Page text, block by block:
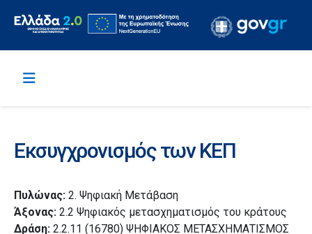
Εκσυγχρονισμός των ΚΕΠ
Πυλώνας: 2. Ψηφιακή Μετάβαση
Άξονας: 2.2 Ψηφιακός μετασχηματισμός του κράτους
Δράση: 2.2.11 (16780) ΨΗΦΙΑΚΟΣ ΜΕΤΑΣΧΗΜΑΤΙΣΜΟΣ